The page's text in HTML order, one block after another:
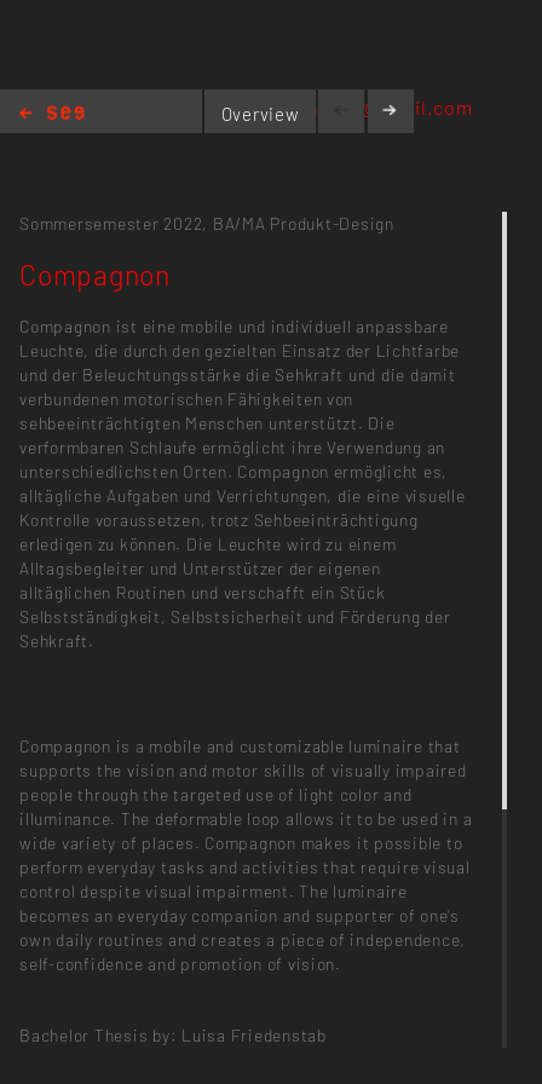
Overview
luisafriedenstab@gmail.com
Sommersemester 2022, BA/MA Produkt-Design
Compagnon
Compagnon ist eine mobile und individuell anpassbare
Leuchte, die durch den gezielten Einsatz der Lichtfarbe
und der Beleuchtungsstärke die Sehkraft und die damit
verbundenen motorischen Fähigkeiten von
sehbeeinträchtigten Menschen unterstützt. Die
verformbaren Schlaufe ermöglicht ihre Verwendung an
unterschiedlichsten Orten. Compagnon ermöglicht es,
alltägliche Aufgaben und Verrichtungen, die eine visuelle
Kontrolle voraussetzen, trotz Sehbeeinträchtigung
erledigen zu können. Die Leuchte wird zu einem
Alltagsbegleiter und Unterstützer der eigenen
alltäglichen Routinen und verschafft ein Stück
Selbstständigkeit, Selbstsicherheit und Förderung der
Sehkraft.
Compagnon is a mobile and customizable luminaire that
supports the vision and motor skills of visually impaired
people through the targeted use of light color and
illuminance. The deformable loop allows it to be used in a
wide variety of places. Compagnon makes it possible to
perform everyday tasks and activities that require visual
control despite visual impairment. The luminaire
becomes an everyday companion and supporter of one‘s
own daily routines and creates a piece of independence,
self-confidence and promotion of vision.
Bachelor Thesis by: Luisa Friedenstab